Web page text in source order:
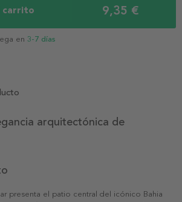
carrito 9,35 €
en 3-7 días
arquitectónica de
presenta el patio central del icónico Bahia